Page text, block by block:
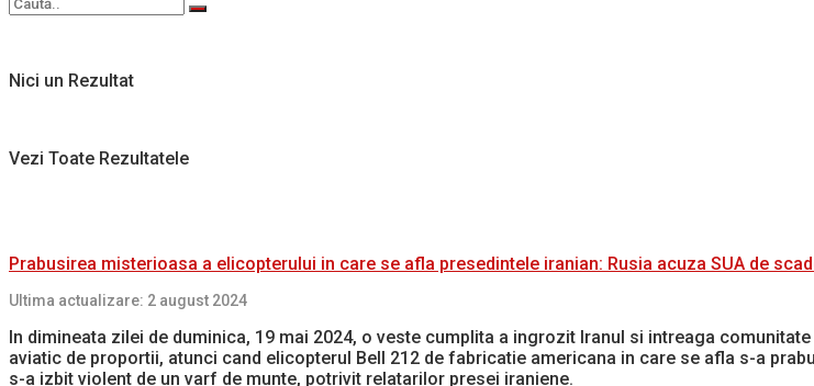
Nici un Rezultat
Vezi Toate Rezultatele
Prabusirea misterioasa a elicopterului in care se afla presedintele iranian: Rusia acuza SUA de
Ultima actualizare: 2 august 2024
In dimineata zilei de duminica, 19 mai 2024, o veste cumplita a ingrozit Iranul si intreaga
aviatic de proportii, atunci cand elicopterul Bell 212 de fabricatie americana in care se afla s-a
s-a izbit violent de un varf de munte, potrivit relatarilor presei iraniene.